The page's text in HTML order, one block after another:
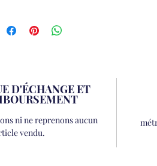
D'ÉCHANGE ET
ni ne reprenons aucun
vendu.